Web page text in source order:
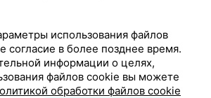
использования файлов
согласие в более позднее время.
информации о целях,
файлов cookie вы можете
обработки файлов cookie